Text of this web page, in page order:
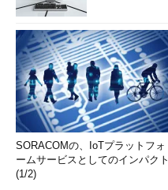
SORACOMの、IoTプラットフォ
ームサービスとしてのインパクト
(1/2)